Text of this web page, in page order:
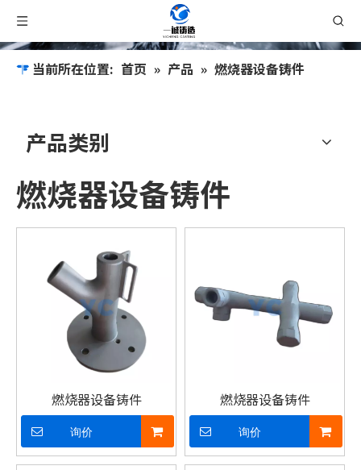
当前所在位置: 首页 » 产品 » 燃烧器设备铸件
产品类别
燃烧器设备铸件
燃烧器设备铸件
询价
燃烧器设备铸件
询价